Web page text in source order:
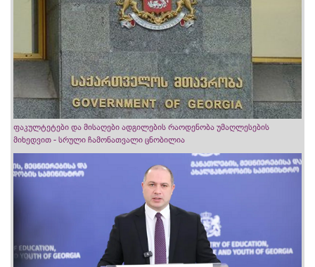
ფაკულტეტები და მისაღები ადგილების რაოდენობა უმაღლესების
მიხედვით - სრული ჩამონათვალი ცნობილია